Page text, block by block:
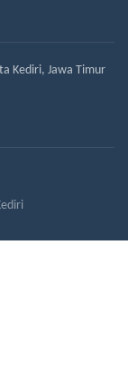
Kediri, Jawa Timur